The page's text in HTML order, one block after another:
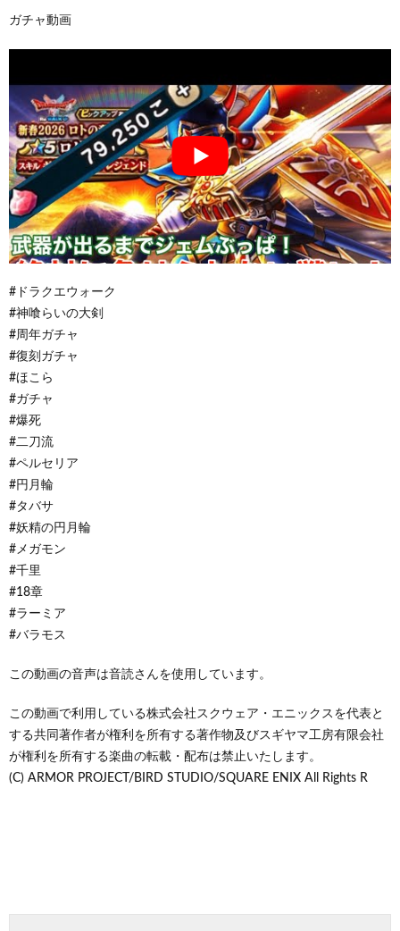
ガチャ動画
#ドラクエウォーク
#神喰らいの大剣
#周年ガチャ
#復刻ガチャ
#ほこら
#ガチャ
#爆死
#二刀流
#ペルセリア
#円月輪
#タバサ
#妖精の円月輪
#メガモン
#千里
#18章
#ラーミア
#バラモス
この動画の音声は音読さんを使用しています。
この動画で利用している株式会社スクウェア・エニックスを代表と
する共同著作者が権利を所有する著作物及びスギヤマ工房有限会社
が権利を所有する楽曲の転載・配布は禁止いたします。
(C) ARMOR PROJECT/BIRD STUDIO/SQUARE ENIX All Rights R